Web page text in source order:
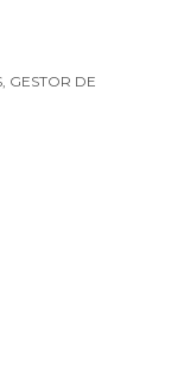
, GESTOR DE